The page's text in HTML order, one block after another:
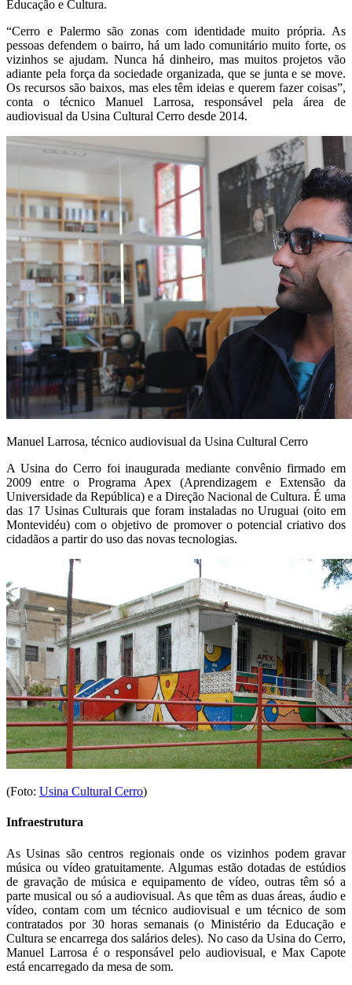
Educação e Cultura.
“Cerro e Palermo são zonas com identidade muito própria. As
pessoas defendem o bairro, há um lado comunitário muito forte, os
vizinhos se ajudam. Nunca há dinheiro, mas muitos projetos vão
adiante pela força da sociedade organizada, que se junta e se move.
Os recursos são baixos, mas eles têm ideias e querem fazer coisas”,
conta o técnico Manuel Larrosa, responsável pela área de
audiovisual da Usina Cultural Cerro desde 2014.
Manuel Larrosa, técnico audiovisual da Usina Cultural Cerro
A Usina do Cerro foi inaugurada mediante convênio firmado em
2009 entre o Programa Apex (Aprendizagem e Extensão da
Universidade da República) e a Direção Nacional de Cultura. É uma
das 17 Usinas Culturais que foram instaladas no Uruguai (oito em
Montevidéu) com o objetivo de promover opotencial criativo dos
cidadãos a partir do uso das novas tecnologias.
(Foto: Usina Cultural Cerro)
Infraestrutura
As Usinas são centros regionais onde os vizinhos podem gravar
música ou vídeo gratuitamente. Algumas estão dotadas de estúdios
de gravação de música e equipamento de vídeo, outras têm só a
parte musical ou só a audiovisual. As que têm as duas áreas, áudio e
vídeo, contam com um técnico audiovisual e um técnico de som
contratados por 30 horas semanais (o Ministério da Educação e
Cultura se encarrega dos salários deles). No caso da Usina do Cerro,
Manuel Larrosa é o responsável pelo audiovisual, e Max Capote
está encarregado da mesa de som.